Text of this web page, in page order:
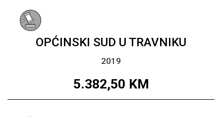
OPĆINSKI SUD U TRAVNIKU
2019
5.382,50 KM